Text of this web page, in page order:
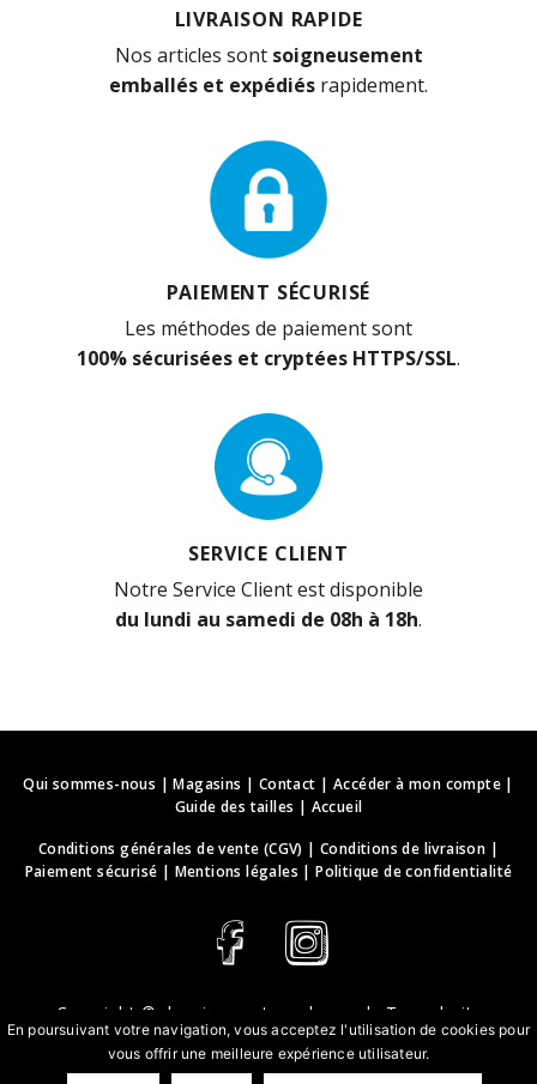
LIVRAISON RAPIDE
Nos articles sont soigneusement
emballés et expédiés rapidement.
PAIEMENT SÉCURISÉ
Les méthodes de paiement sont
100% sécurisées et cryptées HTTPS/SSL.
SERVICE CLIENT
Notre Service Client est disponible
du lundi au samedi de 08h à 18h.
Qui sommes-nous |Magasins | Contact | Accéder à mon compte|
Guide des tailles | Accueil
Conditions générales de vente (CGV) |Conditions de livraison |
Paiement sécurisé | Mentions légales |Politique de confidentialité
Copyright © deguisements-cadeaux.ch
. Tous droits
réservés.
Conception & développement web | webbih.com
En poursuivant votre navigation, vous acceptez l'utilisation de cookies pour
vous offrir une meilleure expérience utilisateur.